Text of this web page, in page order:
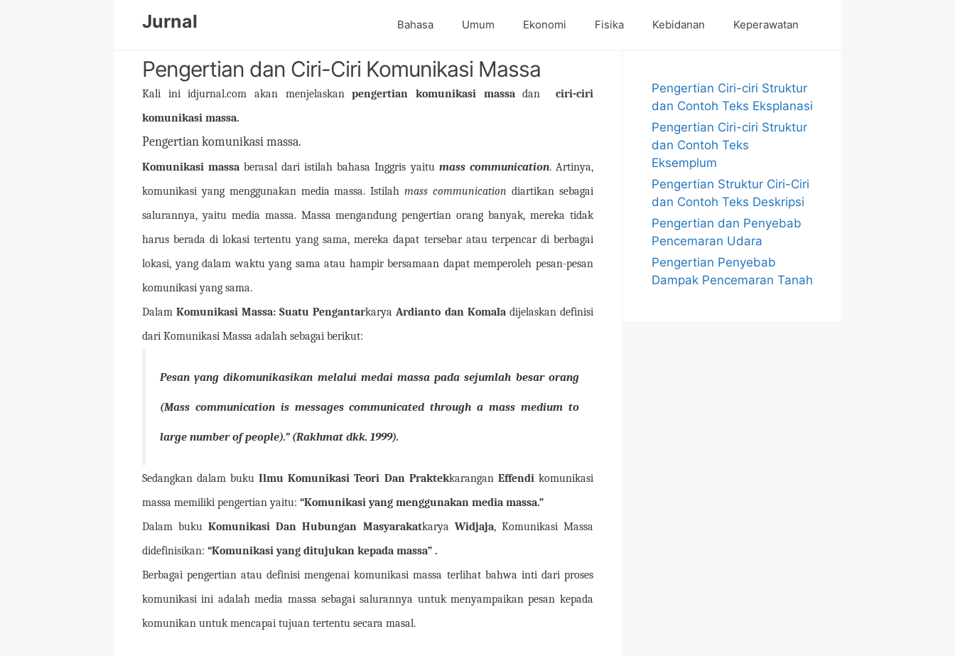
Jurnal Bahasa Umum Ekonomi Fisika Kebidanan Keperawatan
Pengertian dan Ciri-Ciri Komunikasi Massa
Kali ini idjurnal.com akan menjelaskanpengertian komunikasi massadan ciri-ciri
komunikasi massa.
Pengertian komunikasi massa.
Komunikasi massa berasal dari istilah bahasa Inggris yaitu mass communication. Artinya,
komunikasi yang menggunakan media massa. Istilahmass communication diartikan sebagai
salurannya, yaitu media massa. Massa mengandung pengertian orang banyak, mereka tidak
harus berada di lokasi tertentu yang sama, mereka dapat tersebar atau terpencar di berbagai
lokasi, yang dalam waktu yang sama atau hampir bersamaan dapat memperoleh pesan-pesan
komunikasi yang sama.
DalamKomunikasi Massa: Suatu Pengantarkarya Ardianto dan Komaladijelaskan definisi
dari Komunikasi Massa adalah sebagai berikut:
Pesan yang dikomunikasikan melalui medai massa pada sejumlah besar orang
(Mass communication is messages communicated through a mass medium to
large number of people).” (Rakhmat dkk. 1999).
Sedangkan dalam bukuIlmu Komunikasi Teori Dan Praktekkarangan Effendikomunikasi
massa memiliki pengertian yaitu: “Komunikasi yang menggunakan media massa.”
Dalam bukuKomunikasi Dan Hubungan Masyarakatkarya Widjaja, Komunikasi Massa
didefinisikan: “Komunikasi yang ditujukan kepada massa” .
Berbagai pengertian atau definisi mengenai komunikasi massa terlihat bahwa inti dari proses
komunikasi ini adalah media massa sebagai salurannya untuk menyampaikan pesan kepada
komunikan untuk mencapai tujuan tertentu secara masal.
Pengertian Ciri-ciri Struktur
dan Contoh Teks Eksplanasi
Pengertian Ciri-ciri Struktur
dan Contoh Teks
Eksemplum
Pengertian Struktur Ciri-Ciri
dan Contoh Teks Deskripsi
Pengertian dan Penyebab
Pencemaran Udara
Pengertian Penyebab
Dampak Pencemaran Tanah